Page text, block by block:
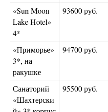
«Sun Moon
Lake Hotel»
4*
93600 руб.
«Приморье»
3*, на
ракушке
94700 руб.
Санаторий
«Шахтерски
95500 руб.